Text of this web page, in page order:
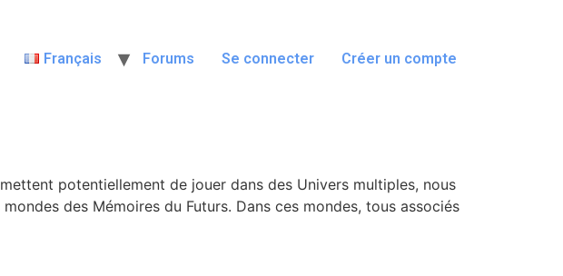
Français Forums Se connecter Créer un compte
potentiellement de jouer dans des Univers multiples, nous
des Mémoires du Futurs. Dans ces mondes, tous associés